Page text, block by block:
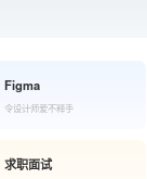
Figma
令设计师爱不释手
求职面试